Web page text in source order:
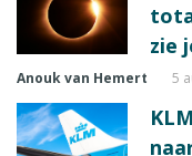
zie
Anouk van Hemert 5